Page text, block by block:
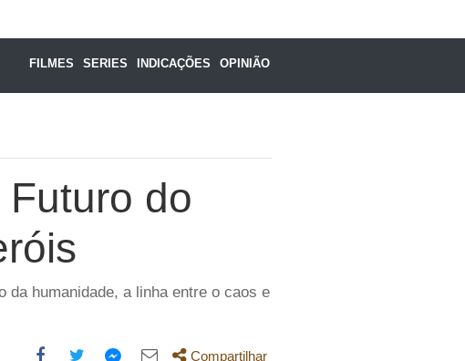
FILMES SERIES INDICAÇÕES OPINIÃO
do
humanidade, a linha entre o caos e
Compartilhar